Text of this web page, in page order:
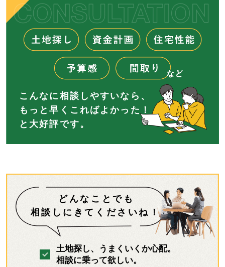
こんなに相談しやすいなら、
もっと早くこればよかった！
と大好評です。
どんなことでも
相談しにきてくださいね！
土地探し、うまくいくか心配。
相談に乗って欲しい。